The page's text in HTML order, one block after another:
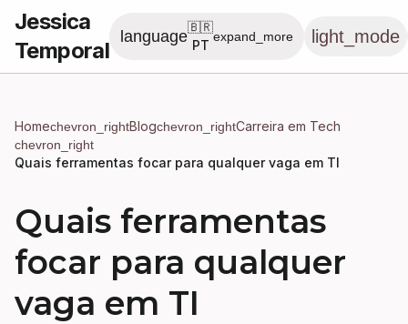
Jessica
Temporal
language
🇧🇷
PT
expand_more light_mode
Homechevron_rightBlogchevron_rightCarreira em Tech
chevron_right
Quais ferramentas focar para qualquer vaga em TI
Quais ferramentas
focar para qualquer
vaga em TI